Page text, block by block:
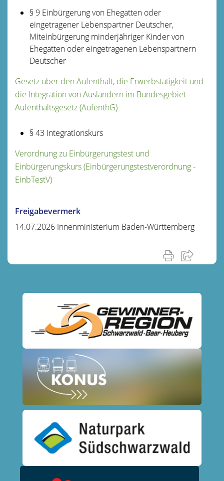
§ 9 Einbürgerung von Ehegatten oder
eingetragener Lebenspartner Deutscher,
Miteinbürgerung minderjähriger Kinder von
Ehegatten oder eingetragenen Lebenspartnern
Deutscher
Gesetz über den Aufenthalt, die Erwerbstätigkeit und
die Integration von Ausländern im Bundesgebiet -
Aufenthaltsgesetz (AufenthG)
§ 43 Integrationskurs
Verordnung zu Einbürgerungstest und
Einbürgerungskurs (Einbürgerungstestverordnung -
EinbTestV)
Freigabevermerk
14.07.2026 Innenministerium Baden-Württemberg